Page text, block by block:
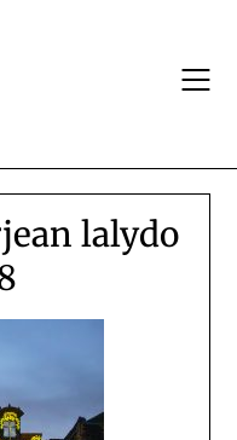
lalydo